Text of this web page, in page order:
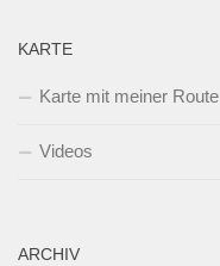
KARTE
Karte mit meiner Route
Videos
ARCHIV